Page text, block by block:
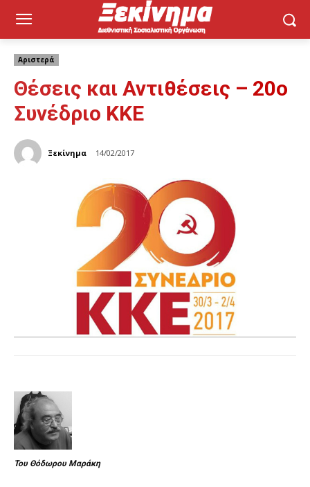
Αριστερά
Θέσεις και Αντιθέσεις – 20ο
Συνέδριο ΚΚΕ
Ξεκίνημα 14/02/2017
Του Θόδωρου Μαράκη